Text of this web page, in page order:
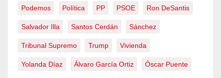
Podemos Política PP PSOE Ron DeSantis
Salvador Illa Santos Cerdán Sánchez
Tribunal Supremo Trump Vivienda
Yolanda Díaz Álvaro García Ortiz Óscar Puente